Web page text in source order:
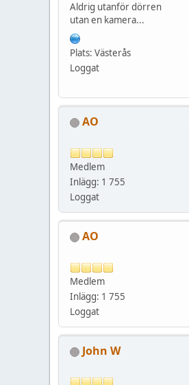
Aldrig utanför dörren
utan en kamera...
Plats: Västerås
Loggat
AO
Medlem
Inlägg: 1 755
Loggat
AO
Medlem
Inlägg: 1 755
Loggat
John W